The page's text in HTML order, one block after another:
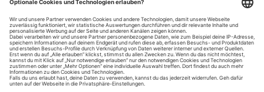
Datenschutzhinweise
Impressum
Privatsphäre-Einstellungen